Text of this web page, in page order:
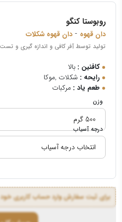
روبوستا کنگو
دان قهوه - دان قهوه شکلات
تولید توسط آفر کافی و اندازه گیری و
کافئین : بالا
رایحه : شکلات ,موکا
طعم یاد : مرکبات
وزن
درجه آسیاب
برای ثبت سفارش وارد حساب کاربری